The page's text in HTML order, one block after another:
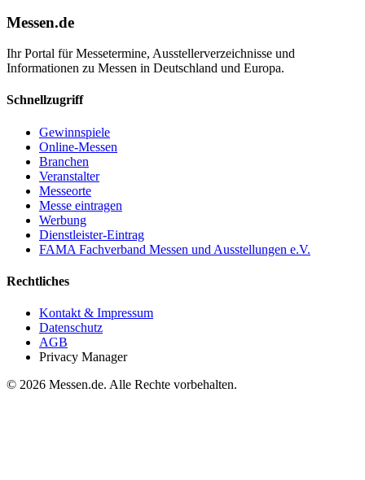
Messen.de
Ihr Portal für Messetermine, Ausstellerverzeichnisse und
Informationen zu Messen in Deutschland und Europa.
Schnellzugriff
Gewinnspiele
Online-Messen
Branchen
Veranstalter
Messeorte
Messe eintragen
Werbung
Dienstleister-Eintrag
FAMA Fachverband Messen und Ausstellungen e.V.
Rechtliches
Kontakt & Impressum
Datenschutz
AGB
Privacy Manager
© 2026 Messen.de. Alle Rechte vorbehalten.